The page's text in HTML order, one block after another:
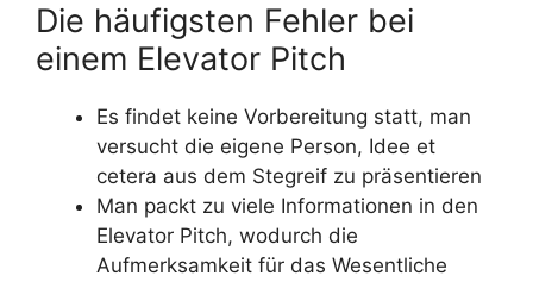
Die häufigsten Fehler bei
einem Elevator Pitch
Es findet keine Vorbereitung statt, man
versucht die eigene Person, Idee et
cetera aus dem Stegreif zu präsentieren
Man packt zu viele Informationen in den
Elevator Pitch, wodurch die
Aufmerksamkeit für das Wesentliche